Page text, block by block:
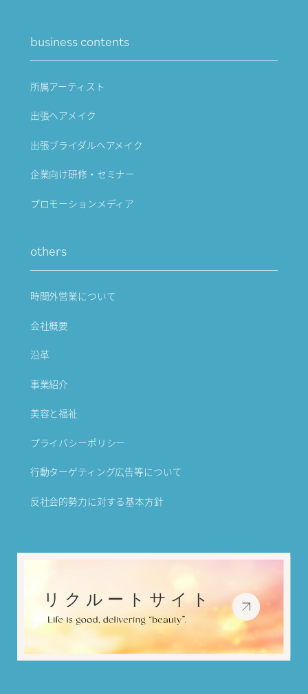
business contents
所属アーティスト
出張ヘアメイク
出張ブライダルヘアメイク
企業向け研修・セミナー
プロモーションメディア
others
時間外営業について
会社概要
沿革
事業紹介
美容と福祉
プライバシーポリシー
行動ターゲティング広告等について
反社会的勢力に対する基本方針